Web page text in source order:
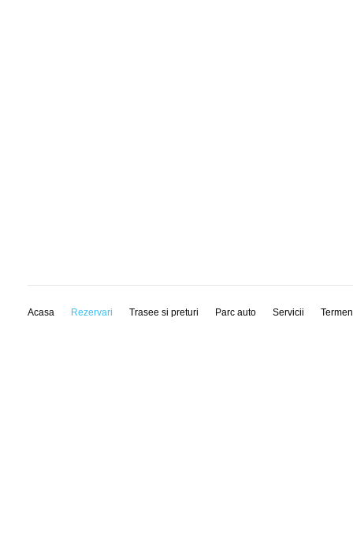
Acasa Rezervari Trasee si preturi Parc auto Servicii